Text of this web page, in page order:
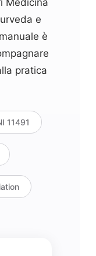
e
è
pratica
11491